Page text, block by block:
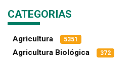
CATEGORIAS
Agricultura 5351
Agricultura Biológica 372